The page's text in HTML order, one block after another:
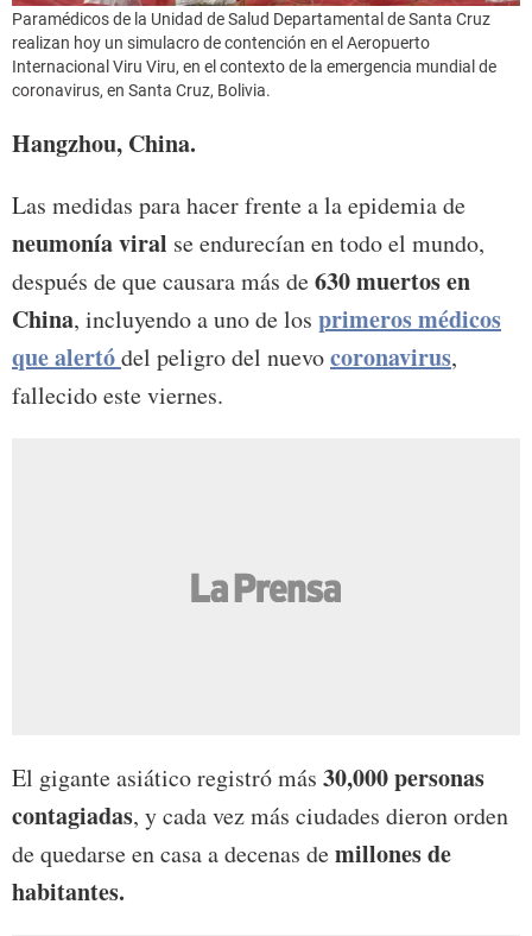
Paramédicos de la Unidad de Salud Departamental de Santa Cruz
realizan hoy un simulacro de contención en el Aeropuerto
Internacional Viru Viru, en el contexto de la emergencia mundial de
coronavirus, en Santa Cruz, Bolivia.
Hangzhou, China.
Las medidas para hacer frente a la epidemia de
neumonía viral se endurecían en todo el mundo,
después de que causara más de630 muertos en
China, incluyendo a uno de los primeros médicos
que alertódel peligro del nuevocoronavirus,
fallecido este viernes.
El gigante asiático registró más 30,000 personas
contagiadas, y cada vez más ciudades dieron orden
de quedarse en casa a decenas demillones de
habitantes.